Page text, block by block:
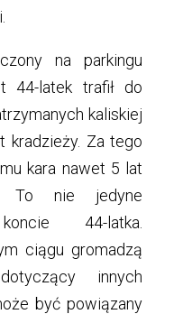
na parkingu
44-latek trafił do
kaliskiej
kradzieży. Za tego
kara nawet 5 lat
To nie jedyne
44-latka.
ciągu gromadzą
innych
być powiązany